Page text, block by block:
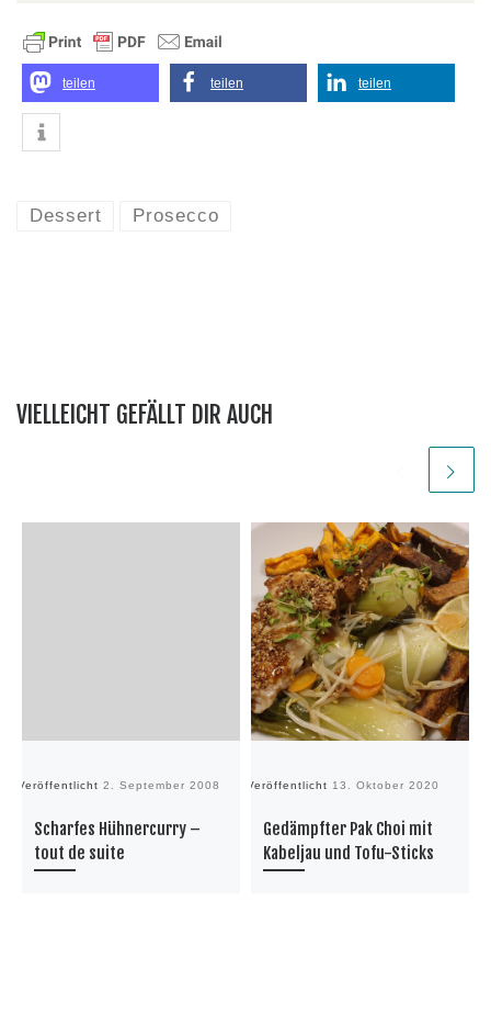
teilen teilen teilen
Dessert Prosecco
VIELLEICHT GEFÄLLT DIR AUCH
Veröffentlicht 2. September 2008
Scharfes Hühnercurry –
tout de suite
Veröffentlicht 13. Oktober 2020
Gedämpfter Pak Choi mit
Kabeljau und Tofu-Sticks